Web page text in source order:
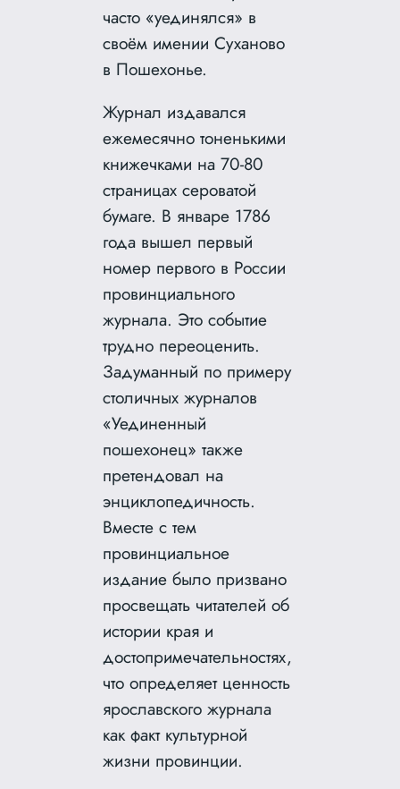
часто «уединялся» в
своём имении Суханово
в Пошехонье.
Журнал издавался
ежемесячно тоненькими
книжечками на 70-80
страницах сероватой
бумаге. В январе 1786
года вышел первый
номер первого в России
провинциального
журнала. Это событие
трудно переоценить.
Задуманный по примеру
столичных журналов
«Уединенный
пошехонец» также
претендовал на
энциклопедичность.
Вместе с тем
провинциальное
издание было призвано
просвещать читателей об
истории края и
достопримечательностях,
что определяет ценность
ярославского журнала
как факт культурной
жизни провинции.